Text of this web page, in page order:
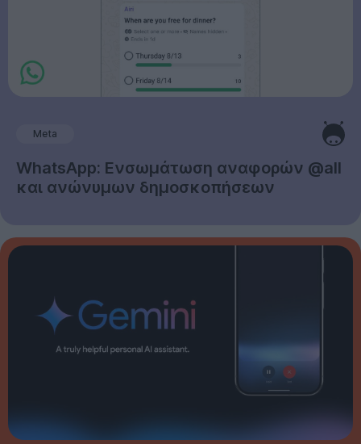
Meta
WhatsApp: Ενσωμάτωση αναφορών @all
και ανώνυμων δημοσκοπήσεων